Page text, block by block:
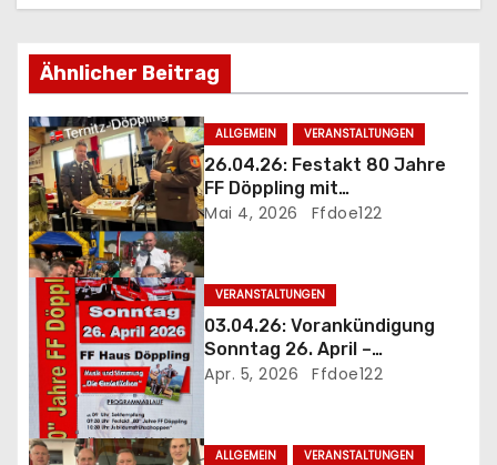
g
s
n
a
v
i
g
a
t
i
Ähnlicher Beitrag
ALLGEMEIN VERANSTALTUNGEN
26.04.26: Festakt 80 Jahre
FF Döppling mit
Jubiläumsfrühschoppen
Mai 4, 2026 Ffdoe122
VERANSTALTUNGEN
03.04.26: Vorankündigung
Sonntag 26. April –
Jubiläumsfrühschoppen 80
Apr. 5, 2026 Ffdoe122
ALLGEMEIN VERANSTALTUNGEN